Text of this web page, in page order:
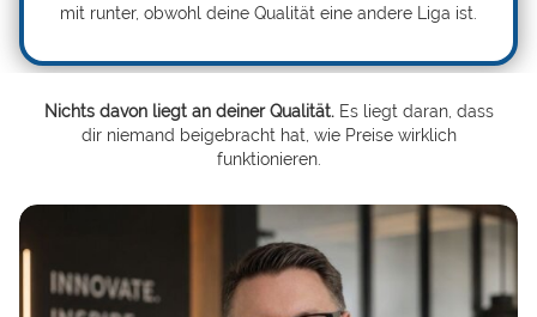
mit runter, obwohl deine Qualität eine andere Liga ist.
Nichts davon liegt an deiner Qualität.Es liegt daran, dass
dir niemand beigebracht hat, wie Preise wirklich
funktionieren.